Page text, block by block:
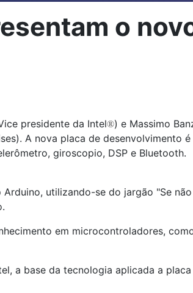
o
presidente da Intel®) e Massimo
A nova placa de
giroscopio, DSP e Bluetooth.
utilizando-se do jargão "Se
em microcontroladores,
a base da tecnologia aplicada a